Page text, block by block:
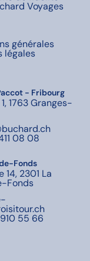
Voyages
générales
légales
- Fribourg
1763 Granges-
08 08
Fonds
14, 2301 La
Fonds
55 66